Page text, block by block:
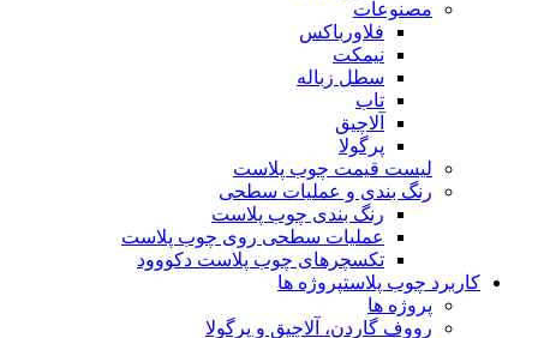
مصنوعات
فلاورباکس
نیمکت
سطل زباله
تاب
آلاچیق
پرگولا
لیست قیمت چوب پلاست
رنگ بندی و عملیات سطحی
رنگ بندی چوب پلاست
عملیات سطحی روی چوب پلاست
تکسچرهای چوب پلاست دکووود
کاربرد چوب پلاستپروژه ها
پروژه ها
رووف گاردن، آلاچیق و پرگولا